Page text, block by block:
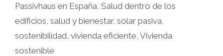
Passivhaus en España Salud dentro de los
edificios salud y bienestar, solar pasiva
sostenibilidad vivienda eficiente Vivienda
sostenible